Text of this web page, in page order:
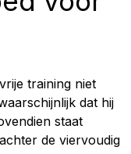
training niet
dat hij
staat
de viervoudig